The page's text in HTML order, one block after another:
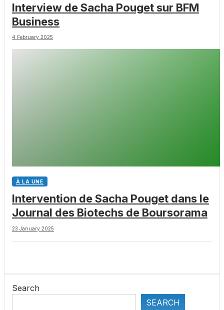
Interview de Sacha Pouget sur BFM
Business
4 February 2025
À LA UNE
Intervention de Sacha Pouget dans le
Journal des Biotechs de Boursorama
23 January 2025
Search
SEARCH